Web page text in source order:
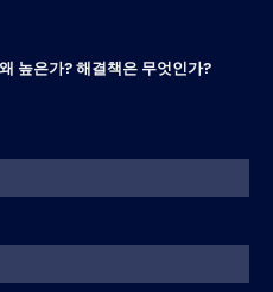
높은가? 해결책은 무엇인가?